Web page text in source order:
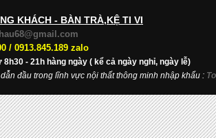
KHÁCH - BÀN TRÀ,KỆ TI VI
/ 0913.845.189 zalo
- 21h hàng ngày ( kể cả ngày nghỉ, ngày lễ)
đầu trong lĩnh vực nội thất thông minh nhập khẩu :